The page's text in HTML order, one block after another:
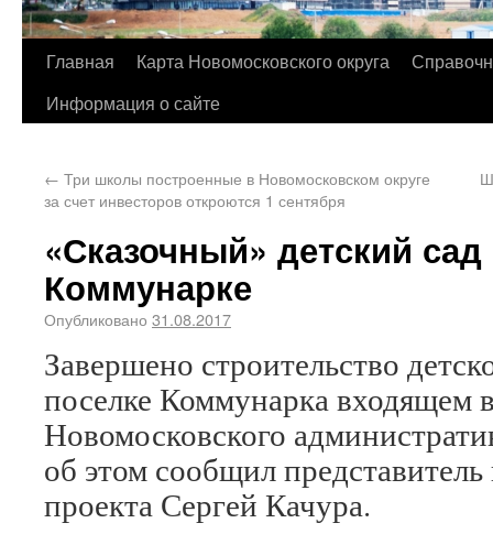
Главная Карта Новомосковского округа
Информация о сайте
← Три школы построенные в Новомосковском округе
за счет инвесторов откроются 1 сентября
«Сказочный» детский
Коммунарке
Опубликовано 31.08.2017
Завершено строительство
поселке Коммунарка входящем
Новомосковского
об этом сообщил
проекта Сергей Качура.